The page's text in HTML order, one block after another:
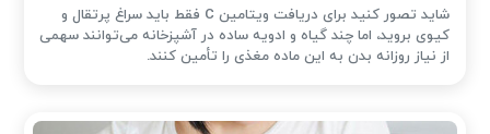
شاید تصور کنید برای دریافت ویتامین C فقط باید سراغ پرتقال و
کیوی بروید، اما چند گیاه و ادویه ساده در آشپزخانه می‌توانند سهمی
از نیاز روزانه بدن به این ماده مغذی را تأمین کنند.